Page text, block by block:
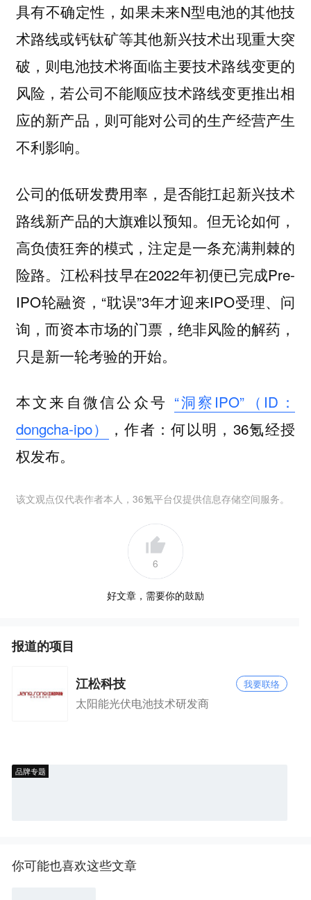
具有不确定性，如果未来N型电池的其他技
术路线或钙钛矿等其他新兴技术出现重大突
破，则电池技术将面临主要技术路线变更的
风险，若公司不能顺应技术路线变更推出相
应的新产品，则可能对公司的生产经营产生
不利影响。
公司的低研发费用率，是否能扛起新兴技术
路线新产品的大旗难以预知。但无论如何，
高负债狂奔的模式，注定是一条充满荆棘的
险路。江松科技早在2022年初便已完成Pre-
IPO轮融资，“耽误”3年才迎来IPO受理、问
询，而资本市场的门票，绝非风险的解药，
只是新一轮考验的开始。
本文来自微信公众号 “洞察IPO”（ID：
dongcha-ipo）
，作者：何以明，36氪经授
权发布。
该文观点仅代表作者本人，36氪平台仅提供信息存储空间服务。
6
好文章，需要你的鼓励
报道的项目
江松科技 我要联络
太阳能光伏电池技术研发商
品牌专题
你可能也喜欢这些文章